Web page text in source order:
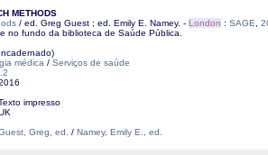
METHODS
/ ed. Greg Guest ; ed. Emily E. Namey. - London : SAGE
no fundo da biblioteca de Saúde Pública.
médica / Serviços de saúde
impresso
Greg, ed. / Namey, Emily E., ed.